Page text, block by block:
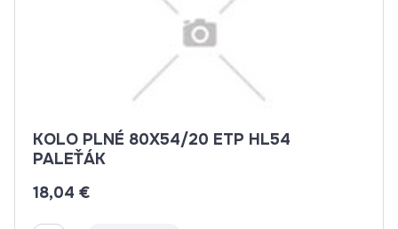
KOLO PLNÉ 80X54/20 ETP HL54
PALEŤÁK
18,04 €